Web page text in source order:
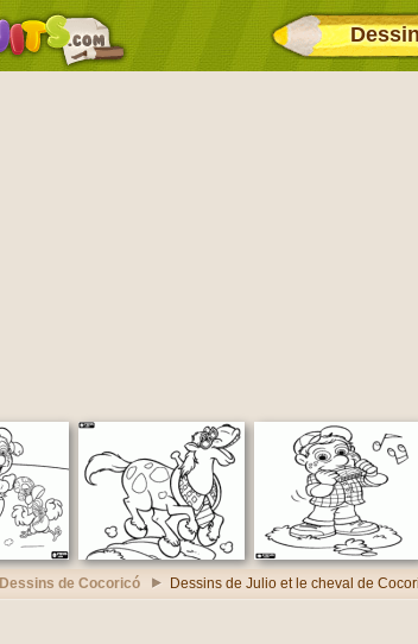
Dessins de Cocoricó Dessins de Julio et le cheval de